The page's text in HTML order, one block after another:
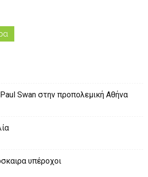
Swan στην προπολεμική Αθήνα
υπέροχοι